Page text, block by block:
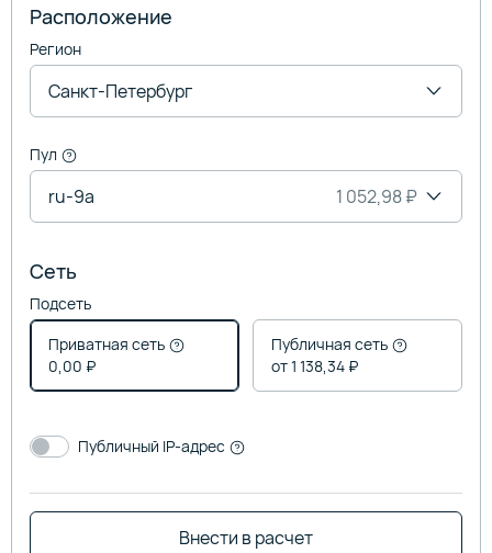
Расположение
Регион
Санкт-Петербург
Пул
ru-9a 1 052,98 ₽
Сеть
Подсеть
Приватная сеть
0,00 ₽
Публичная сеть
от 1 138,34 ₽
Публичный IP-адрес
Внести в расчет